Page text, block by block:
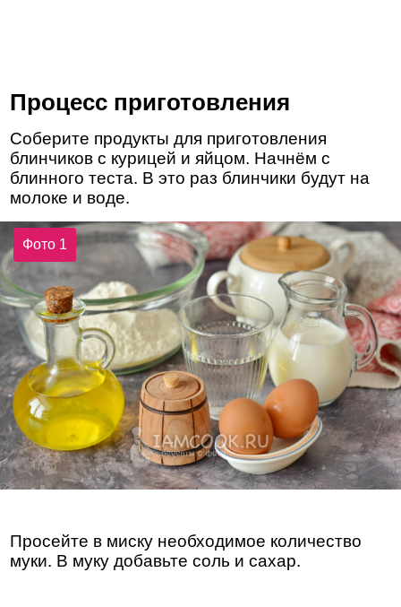
Процесс приготовления
Соберите продукты для приготовления
блинчиков с курицей и яйцом. Начнём с
блинного теста. В это раз блинчики будут на
молоке и воде.
Фото 1
Просейте в миску необходимое количество
муки. В муку добавьте соль и сахар.